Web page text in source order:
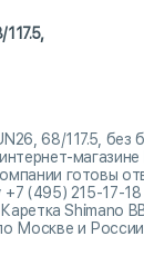
68/117.5, без
магазине
готовы
(495) 215-17-
Shimano
Москве и